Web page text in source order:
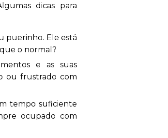
dicas para
puerinho. Ele está
o normal?
e as suas
ou frustrado com
tempo suficiente
ocupado com